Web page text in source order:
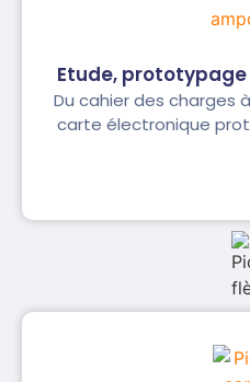
Etude,
Du cahier des charges
carte électronique